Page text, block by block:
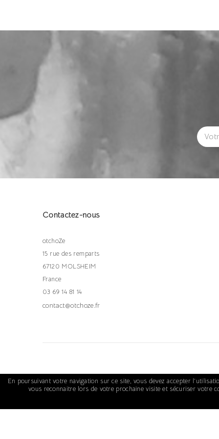
Contactez-nous
otchoZe
15 rue des remparts
67120 MOLSHEIM
France
03 69 14 81 14
contact@otchoze.fr
En poursuivant votre navigation sur ce site, vous devez accepter
vous reconnaitre lors de votre prochaine visite et sécuriser